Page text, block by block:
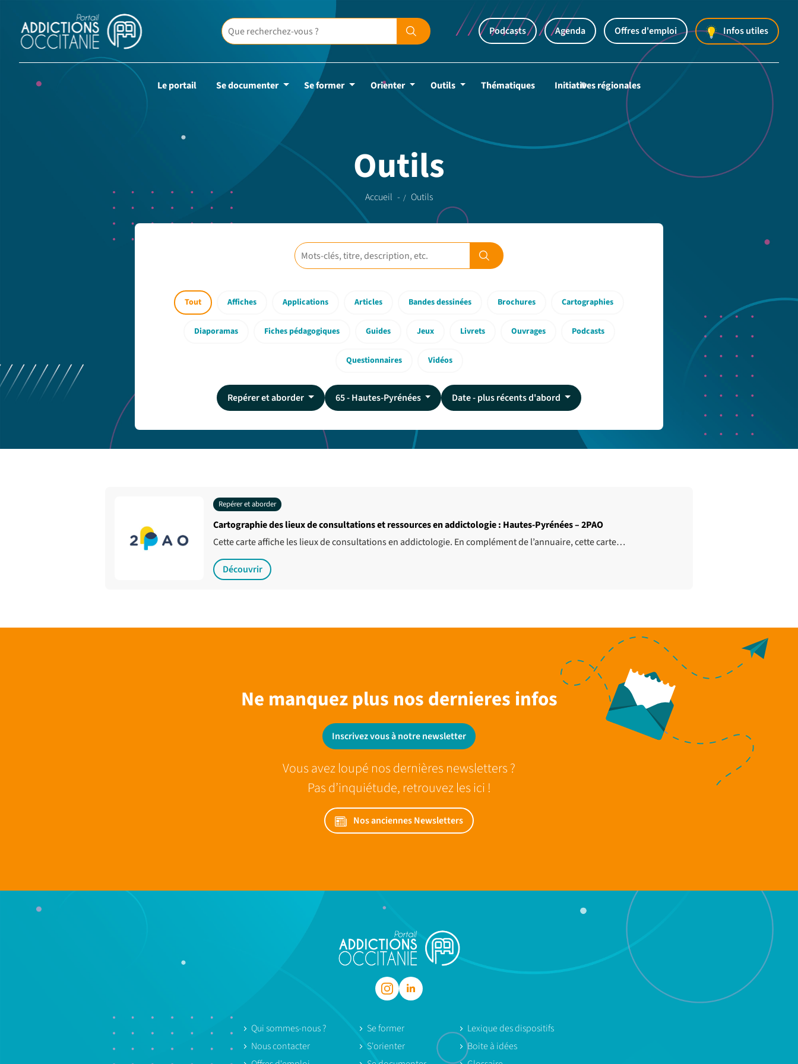
Podcasts Agenda Offres d'emploi Infos utiles
Le portail Se documenter Se former Orienter Outils Thématiques Initiatives régionales
Outils
Accueil Outils
Tout Affiches Applications Articles Bandes dessinées Brochures Cartographies
Diaporamas Fiches pédagogiques Guides Jeux Livrets Ouvrages Podcasts
Questionnaires Vidéos
Repérer et aborder 65 - Hautes-Pyrénées Date - plus récents d'abord
Repérer et aborder
Cartographie des lieux de consultations et ressources en addictologie : Hautes-Pyrénées – 2PAO
Cette carte affiche les lieux de consultations en addictologie. En complément de l’annuaire, cette carte…
Découvrir
Ne manquez plus nos dernieres infos
Inscrivez vous à notre newsletter
Vous avez loupé nos dernières newsletters ?
Pas d’inquiétude, retrouvez les ici !
Nos anciennes Newsletters
Qui sommes-nous ?
Nous contacter
Se former
S'orienter
Lexique des dispositifs
Boite à idées